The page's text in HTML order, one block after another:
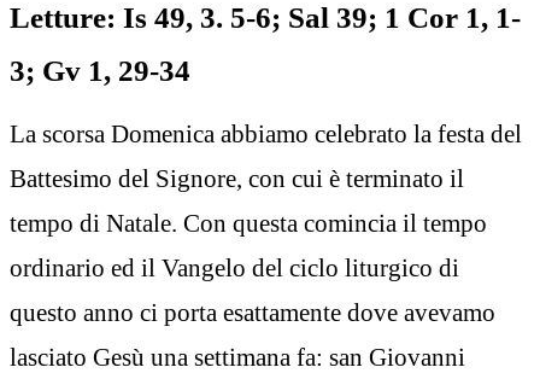
Letture: Is 49, 3. 5-6; Sal 39; 1 Cor 1, 1-
3; Gv 1, 29-34
La scorsa Domenica abbiamo celebrato la festa del
Battesimo del Signore, con cui è terminato il
tempo di Natale. Con questa comincia il tempo
ordinario ed il Vangelo del ciclo liturgico di
questo anno ci porta esattamente dove avevamo
lasciato Gesù una settimana fa: san Giovanni